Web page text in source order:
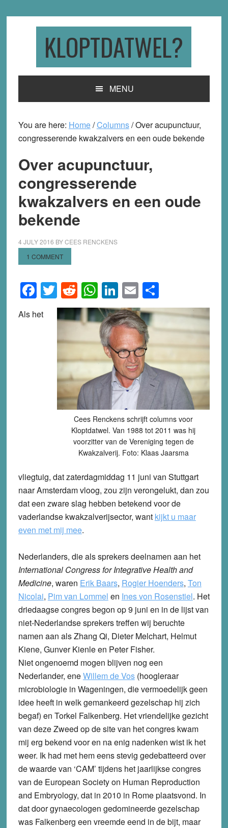
KLOPTDATWEL?
MENU
You are here: Home/Columns/Over acupunctuur,
congresserende kwakzalvers en een oude bekende
Over acupunctuur,
congresserende
kwakzalvers en een oude
bekende
4 JULY 2016 BYCEES RENCKENS
1 COMMENT
Facebook
Twitter
Reddit
WhatsApp
LinkedIn
EmailShare
Cees Renckens schrijft columns voor
Kloptdatwel. Van 1988 tot 2011 was hij
voorzitter van de Vereniging tegen de
Kwakzalverij. Foto: Klaas Jaarsma
Als het
vliegtuig, dat zaterdagmiddag 11 juni van Stuttgart
naar Amsterdam vloog, zou zijn verongelukt, dan zou
dat een zware slag hebben betekend voor de
vaderlandse kwakzalverijsector, want kijkt u maar
even met mij mee.
Nederlanders, die als sprekers deelnamen aan het
International Congress for Integrative Health and
Medicine, waren Erik Baars, Rogier Hoenders, Ton
Nicolai, Pim van Lommel en Ines von Rosenstiel. Het
driedaagse congres begon op 9 juni en in de lijst van
niet-Nederlandse sprekers treffen wij beruchte
namen aan als Zhang Qi, Dieter Melchart, Helmut
Kiene, Gunver Kienle en Peter Fisher.
Niet ongenoemd mogen blijven nog een
Nederlander, eneWillem de Vos(hoogleraar
microbiologie in Wageningen, die vermoedelijk geen
idee heeft in welk gemankeerd gezelschap hij zich
begaf) en Torkel Falkenberg. Het vriendelijke gezicht
van deze Zweed op de site van het congres kwam
mij erg bekend voor en na enig nadenken wist ik het
weer. Ik had met hem eens stevig gedebatteerd over
de waarde van ‘CAM’ tijdens het jaarlijkse congres
van de European Society on Human Reproduction
and Embryology, dat in 2010 in Rome plaatsvond. In
dat door gynaecologen gedomineerde gezelschap
was Falkenberg een vreemde eend in de bijt, maar